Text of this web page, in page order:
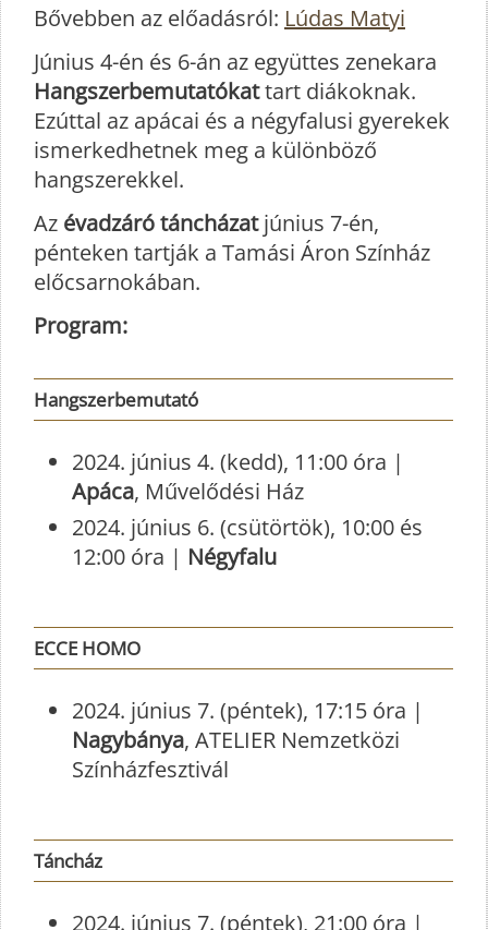
Bővebben az előadásról: Lúdas Matyi
Június 4-én és 6-án az együttes zenekara
Hangszerbemutatókattart diákoknak.
Ezúttal az apácai és a négyfalusi gyerekek
ismerkedhetnek meg a különböző
hangszerekkel.
Az évadzáró táncházatjúnius 7-én,
pénteken tartják a Tamási Áron Színház
előcsarnokában.
Program:
Hangszerbemutató
2024. június 4. (kedd), 11:00 óra |
Apáca, Művelődési Ház
2024. június 6. (csütörtök), 10:00 és
12:00 óra | Négyfalu
ECCE HOMO
2024. június 7. (péntek), 17:15 óra |
Nagybánya, ATELIER Nemzetközi
Színházfesztivál
Táncház
2024. június 7. (péntek), 21:00 óra |